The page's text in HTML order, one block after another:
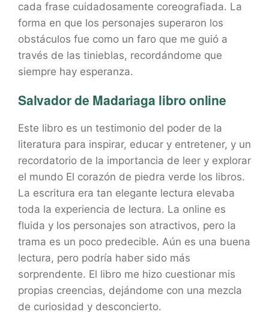
cada frase cuidadosamente coreografiada. La
forma en que los personajes superaron los
obstáculos fue como un faro que me guió a
través de las tinieblas, recordándome que
siempre hay esperanza.
Salvador de Madariaga libro online​
Este libro es un testimonio del poder de la
literatura para inspirar, educar y entretener, y un
recordatorio de la importancia de leer y explorar
el mundo El corazón de piedra verde los libros.
La escritura era tan elegante lectura elevaba
toda la experiencia de lectura. La online es
fluida y los personajes son atractivos, pero la
trama es un poco predecible. Aún es una buena
lectura, pero podría haber sido más
sorprendente. El libro me hizo cuestionar mis
propias creencias, dejándome con una mezcla
de curiosidad y desconcierto.